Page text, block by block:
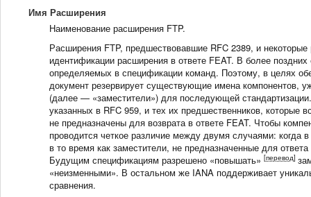
Имя Расширения
Наименование расширения FTP.
Расширения FTP, предшествовавшие RFC 2389, и
идентификации расширения в ответе FEAT. В более
определяемых в спецификации команд. Поэтому, в целях
документ резервирует существующие имена компонентов,
(далее — «заместители») для последующей
указанных в RFC 959, и тех их предшественников,
не предназначены для возврата в ответе FEAT. Чтобы
проводится четкое различие между двумя случаями:
в то время как заместители, не предназначенные для
Будущим спецификациям разрешено «повышать» [перевод]
«неизменными». В остальном же IANA поддерживает
сравнения.